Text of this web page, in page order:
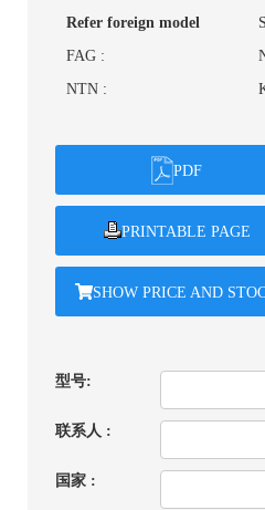
Refer foreign model
FAG :
NTN :
PDF
PRINTABLE PAGE
SHOW PRICE AND
型号:
联系人 :
国家 :